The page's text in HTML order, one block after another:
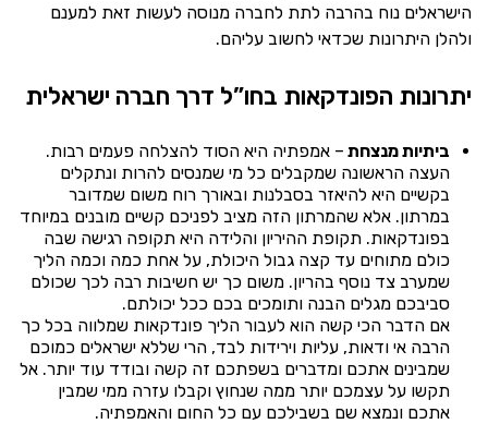
הישראלים נוח בהרבה לתת לחברה מנוסה לעשות זאת למענם
ולהלן היתרונות שכדאי לחשוב עליהם.
יתרונות הפונדקאות בחו”ל דרך חברה ישראלית
ביתיות מנצחת – אמפתיה היא הסוד להצלחה פעמים רבות.
העצה הראשונה שמקבלים כל מי שמנסים להרות ונתקלים
בקשיים היא להיאזר בסבלנות ובאורך רוח משום שמדובר
במרתון. אלא שהמרתון הזה מציב לפניכם קשיים מובנים במיוחד
בפונדקאות. תקופת ההיריון והלידה היא תקופה רגישה שבה
כולם מתוחים עד קצה גבול היכולת, על אחת כמה וכמה הליך
שמערב צד נוסף בהריון. משום כך יש חשיבות רבה לכך שכולם
סביבכם מגלים הבנה ותומכים בכם ככל יכולתם.
אם הדבר הכי קשה הוא לעבור הליך פונדקאות שמלווה בכל כך
הרבה אי ודאות, עליות וירידות לבד, הרי שללא ישראלים כמוכם
שמבינים אתכם ומדברים בשפתכם זה קשה ובודד עוד יותר. אל
תקשו על עצמכם יותר ממה שנחוץ וקבלו עזרה ממי שמבין
אתכם ונמצא שם בשבילכם עם כל החום והאמפתיה.